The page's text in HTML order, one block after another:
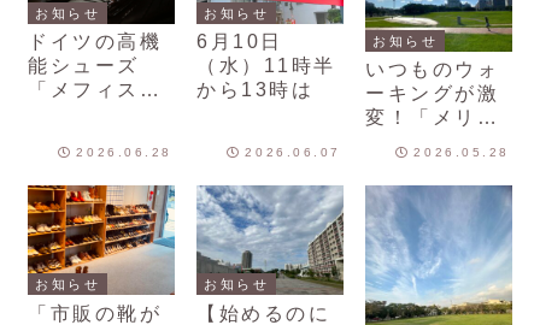
お知らせ
ドイツの高機
能シューズ
「メフィス
た！
2026.06.28
お知らせ
6月10日
（水）11時半
から13時は
2026.06.07
お知らせ
いつものウォ
ーキングが激
変！「メリハ
に高めるコツ
2026.05.28
お知らせ
「市販の靴が
お知らせ
【始めるのに